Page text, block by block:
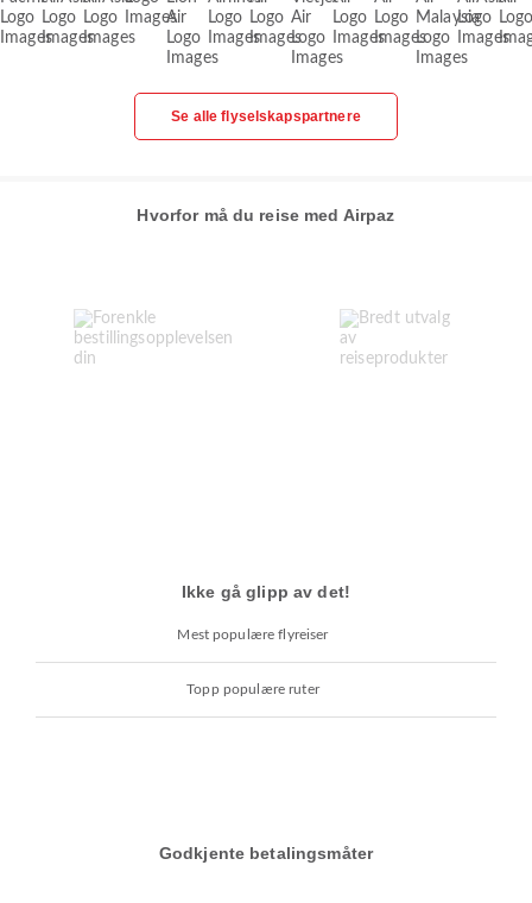
Se alle flyselskapspartnere
Hvorfor må du reise med Airpaz
Ikke gå glipp av det!
Mest populære flyreiser
Topp populære ruter
Godkjente betalingsmåter